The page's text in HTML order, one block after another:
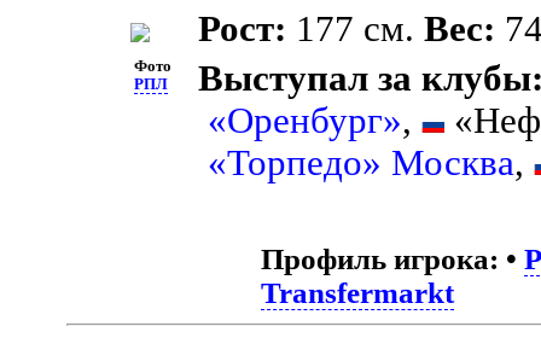
Фото
РПЛ
Рост: 177 см.Вес:
Выступал за
«Оренбург»,
«Торпедо» Москва,
Профиль игрока: •
Transfermarkt